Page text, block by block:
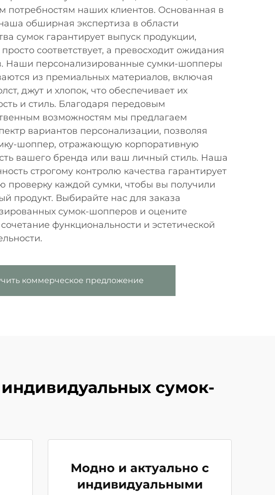
потребностям наших клиентов. Основанная в
обширная экспертиза в области
сумок гарантирует выпуск продукции,
соответствует, а превосходит ожидания
Наши персонализированные сумки-шопперы
из премиальных материалов, включая
джут и хлопок, что обеспечивает их
и стиль. Благодаря передовым
возможностям мы предлагаем
вариантов персонализации, позволяя
шоппер, отражающую корпоративную
вашего бренда или ваш личный стиль. Наша
строгому контролю качества гарантирует
проверку каждой сумки, чтобы вы получили
продукт. Выбирайте нас для заказа
сумок-шопперов и оцените
функциональности и эстетической
коммерческое предложение
сумок-
Модно и актуально с
индивидуальными